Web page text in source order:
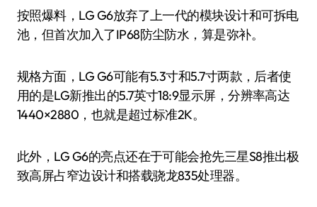
按照爆料，LG G6放弃了上一代的模块设计和可拆电
池，但首次加入了IP68防尘防水，算是弥补。
规格方面，LG G6可能有5.3寸和5.7寸两款，后者使
用的是LG新推出的5.7英寸18:9显示屏，分辨率高达
1440×2880，也就是超过标准2K。
此外，LG G6的亮点还在于可能会抢先三星S8推出极
致高屏占窄边设计和搭载骁龙835处理器。